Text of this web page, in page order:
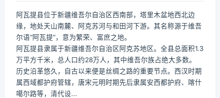
阿瓦提县位于新疆维吾尔自治区西南部，塔里木盆地西北边
缘，地处天山南麓、阿克苏河与和田河下游。其名称源于维吾
尔语“阿瓦提”，意为繁荣、富庶之地。
阿瓦提县隶属于新疆维吾尔自治区阿克苏地区。全县总面积1.3
万平方千米，总人口约28万人，其中维吾尔族占绝大多数。
历史沿革悠久，自古以来便是丝绸之路的重要节点。西汉时期
属西域都护府管辖，唐宋元明时期先后隶属安西都护府、喀什
噶尔路等，清代设...